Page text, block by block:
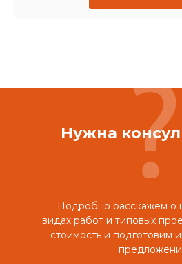
Нужна
Подробно расскажем о
видах работ и типовых
стоимость и подготовим